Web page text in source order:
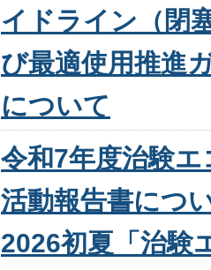
イドライン（閉
び最適使用推進
について
令和7年度治験
活動報告書につ
2026初夏「治験